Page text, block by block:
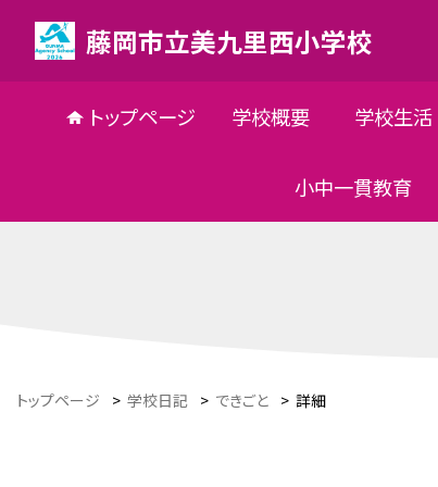
藤岡市立美九里西小学校
トップページ 学校概要 学校生活
小中一貫教育
トップページ > 学校日記 > できごと > 詳細